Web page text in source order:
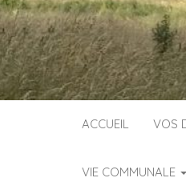
ACCUEIL VOS
VIE COMMUNALE